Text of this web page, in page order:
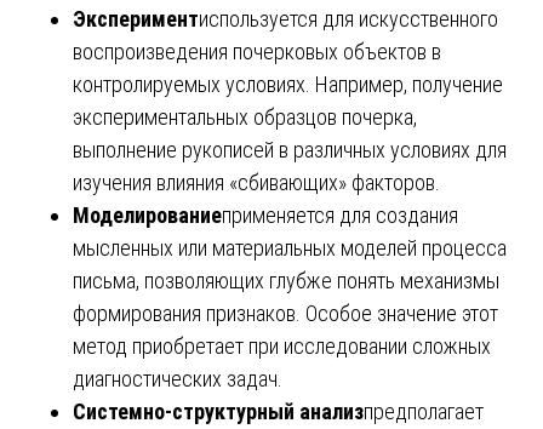
Экспериментиспользуется для искусственного
воспроизведения почерковых объектов в
контролируемых условиях. Например, получение
экспериментальных образцов почерка,
выполнение рукописей в различных условиях для
изучения влияния «сбивающих» факторов.
Моделированиеприменяется для создания
мысленных или материальных моделей процесса
письма, позволяющих глубже понять механизмы
формирования признаков. Особое значение этот
метод приобретает при исследовании сложных
диагностических задач.
Системно-структурный анализпредполагает